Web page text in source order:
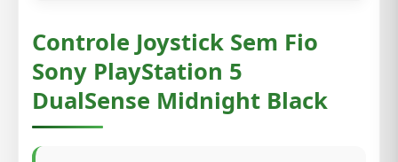
Controle Joystick Sem Fio
Sony PlayStation 5
DualSense Midnight Black